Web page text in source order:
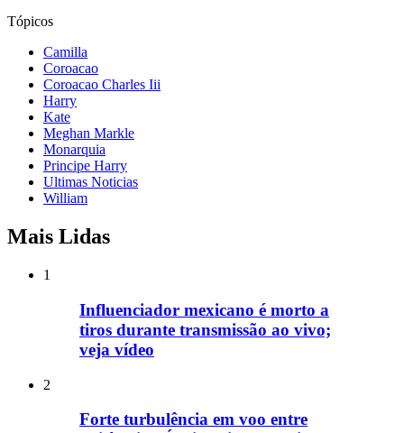
Tópicos
Camilla
Coroacao
Coroacao Charles Iii
Harry
Kate
Meghan Markle
Monarquia
Principe Harry
Ultimas Noticias
William
Mais Lidas
1
Influenciador mexicano é morto a
tiros durante transmissão ao vivo;
veja vídeo
2
Forte turbulência em voo entre